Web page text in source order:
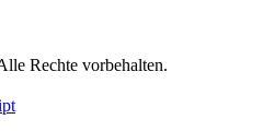
Rechte vorbehalten.